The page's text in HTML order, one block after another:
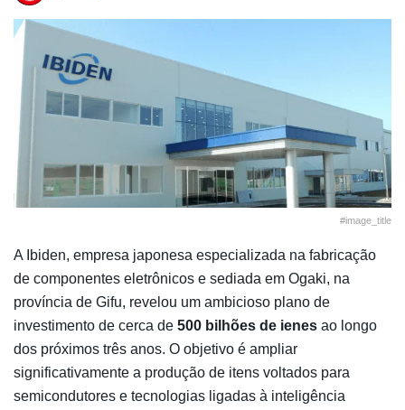
#image_title
A Ibiden, empresa japonesa especializada na fabricação
de componentes eletrônicos e sediada em Ogaki, na
província de Gifu, revelou um ambicioso plano de
investimento de cerca de 500 bilhões de ienes ao longo
dos próximos três anos. O objetivo é ampliar
significativamente a produção de itens voltados para
semicondutores e tecnologias ligadas à inteligência